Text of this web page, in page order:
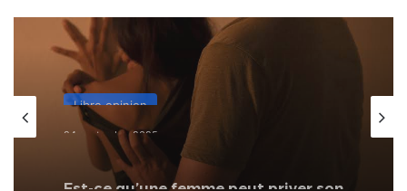
Libre opinion
24 septembre 2025
Est-ce qu’une femme peut priver son
mari de relation intime après une
dispute ?